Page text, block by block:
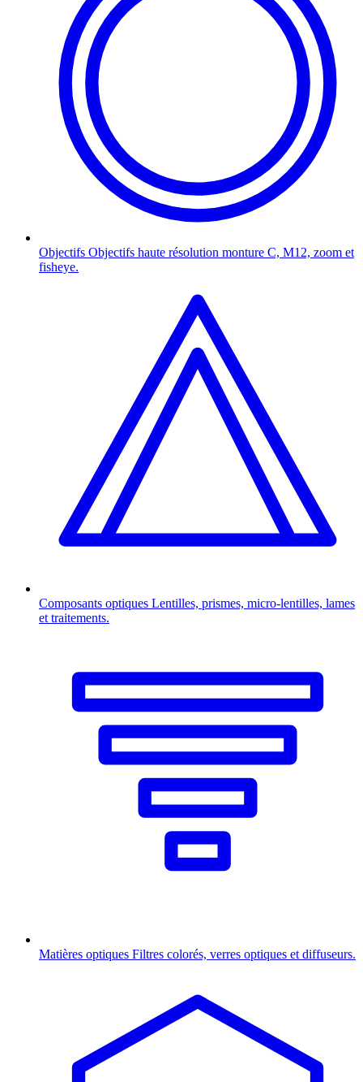
Objectifs Objectifs haute résolution monture C, M12, zoom et
fisheye.
Composants optiques Lentilles, prismes, micro-lentilles, lames
et traitements.
Matières optiques Filtres colorés, verres optiques et diffuseurs.